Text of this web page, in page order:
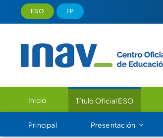
Saltar
ESO FP
Inicio Título Oficial ESO
Principal Presentación